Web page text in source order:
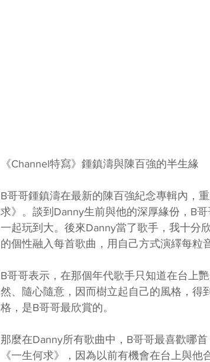
《Channel特寫》鍾鎮濤與陳百強的半生緣
B哥哥鍾鎮濤在最新的陳百強紀念專輯內，
求》。談到Danny生前與他的深厚緣份，B
一起玩到大。後來Danny當了歌手，我十分
的個性融入每首歌曲，用自己方式演繹每粒
B哥哥表示，在那個年代歌手只知道在台上
然、隨心隨意，因而樹立起自己的風格，得
格，是B哥哥最欣賞的。
那麼在Danny所有歌曲中，B哥哥最喜歡哪
《一生何求》，因為以前有機會在台上與